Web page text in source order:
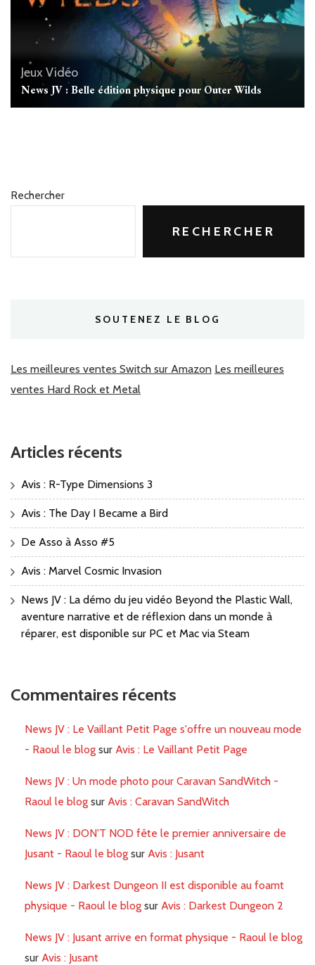
Jeux Vidéo
News JV : Belle édition physique pour Outer Wilds
Rechercher
RECHERCHER
SOUTENEZ LE BLOG
Les meilleures ventes Switch sur Amazon Les meilleures
ventes Hard Rock et Metal
Articles récents
Avis : R-Type Dimensions 3
Avis : The Day I Became a Bird
De Asso à Asso #5
Avis : Marvel Cosmic Invasion
News JV : La démo du jeu vidéo Beyond the Plastic Wall,
aventure narrative et de réflexion dans un monde à
réparer, est disponible sur PC et Mac via Steam
Commentaires récents
News JV : Le Vaillant Petit Page s'offre un nouveau mode
- Raoul le blog sur Avis : Le Vaillant Petit Page
News JV : Un mode photo pour Caravan SandWitch -
Raoul le blog sur Avis : Caravan SandWitch
News JV : DON'T NOD fête le premier anniversaire de
Jusant - Raoul le blog sur Avis : Jusant
News JV : Darkest Dungeon II est disponible au foamt
physique - Raoul le blog sur Avis : Darkest Dungeon 2
News JV : Jusant arrive en format physique - Raoul le blog
sur Avis : Jusant